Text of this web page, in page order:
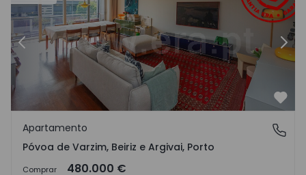
Anterior
Póvoa de Varzim, Beiriz e Argivai, Porto
Apartamento
Póvoa de Varzim, Beiriz e Argivai, Porto
Comprar 480.000 €